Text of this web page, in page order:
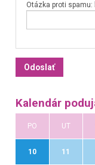
Otázka proti
Kalendár
PO UT
10 11